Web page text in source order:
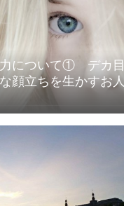
について① デカ目
顔立ちを生かすお人